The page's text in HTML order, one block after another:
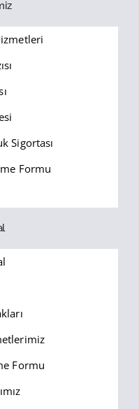
Sigortası
Formu
Formu